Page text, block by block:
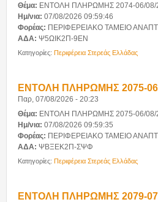
Θέμα: ΕΝΤΟΛΗ ΠΛΗΡΩΜΗΣ 2074-06/08/
Ημ/νια: 07/08/2026 09:59:46
Φορέας: ΠΕΡΙΦΕΡΕΙΑΚΟ ΤΑΜΕΙΟ
ΑΔΑ: Ψ5ΩΙΚ2Π-9ΕΝ
Κατηγορίες: Περιφέρεια Στερεάς Ελλάδας
ΕΝΤΟΛΗ ΠΛΗΡΩΜΗΣ 2075-
Παρ, 07/08/2026 - 20:23
Θέμα: ΕΝΤΟΛΗ ΠΛΗΡΩΜΗΣ 2075-06/08/
Ημ/νια: 07/08/2026 09:59:35
Φορέας: ΠΕΡΙΦΕΡΕΙΑΚΟ ΤΑΜΕΙΟ
ΑΔΑ: ΨΒΞΕΚ2Π-ΣΨΦ
Κατηγορίες: Περιφέρεια Στερεάς Ελλάδας
ΕΝΤΟΛΗ ΠΛΗΡΩΜΗΣ 2079-